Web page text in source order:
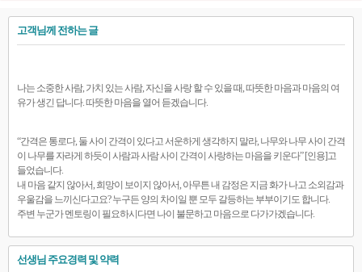
고객님께 전하는 글
나는 소중한 사람, 가치 있는 사람, 자신을 사랑 할 수 있을 때, 따뜻한 마음과 마음의 여
유가 생긴 답니다. 따뜻한 마음을 열어 듣겠습니다.
“간격은 통로다, 둘 사이 간격이 있다고 서운하게 생각하지 말라, 나무와 나무 사이 간격
이 나무를 자라게 하듯이 사람과 사람 사이 간격이 사랑하는 마음을 키운다” [인용]고
들었습니다.
내 마음 같지 않아서, 희망이 보이지 않아서, 아무튼 내 감정은 지금 화가 나고 소외감과
우울감을 느끼신다고요? 누구든 양의 차이일 뿐 모두 갈등하는 부부이기도 합니다.
주변 누군가 멘토링이 필요하시다면 나이 불문하고 마음으로 다가가겠습니다.
선생님 주요경력 및 약력